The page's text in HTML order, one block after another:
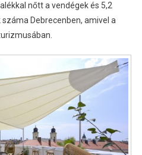
nőtt a vendégek és 5,2
Debrecenben, amivel a